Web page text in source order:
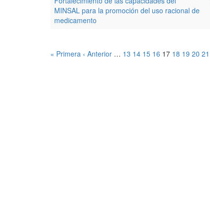
MINSAL para la promoción del uso racional de
medicamento
« Primera ‹ Anterior … 13 14 15 16 17 18 19 20 21